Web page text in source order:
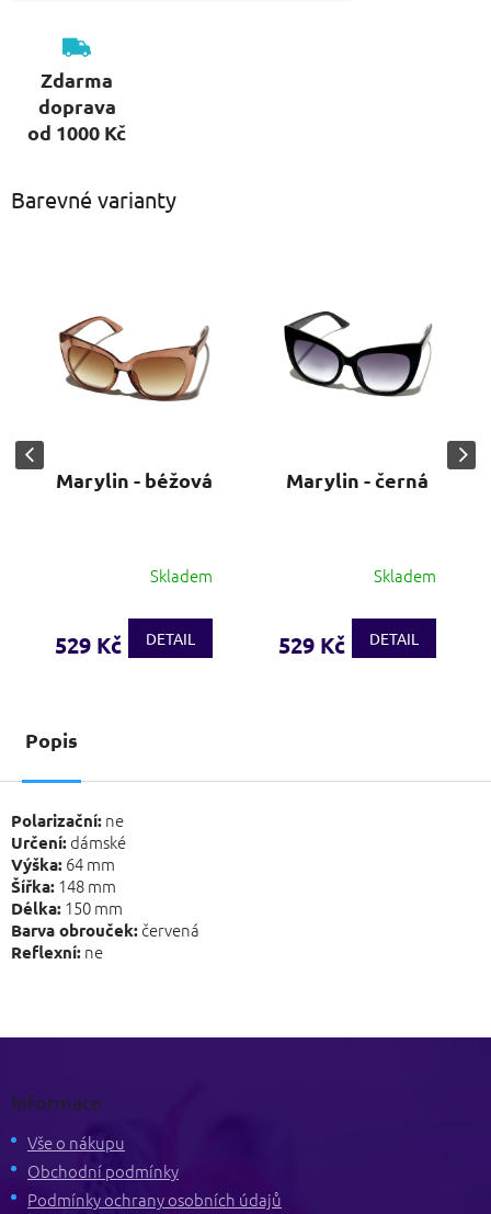
Zdarma
doprava
od 1000 Kč
Barevné varianty
Marylin - béžová
Skladem
529 Kč DETAIL
Marylin - černá
Skladem
529 Kč DETAIL
Popis
Polarizační: ne
Určení:dámské
Výška: 64 mm
Šířka: 148 mm
Délka: 150 mm
Barva obrouček: červená
Reflexní: ne
Informace
Vše o nákupu
Obchodní podmínky
Podmínky ochrany osobních údajů